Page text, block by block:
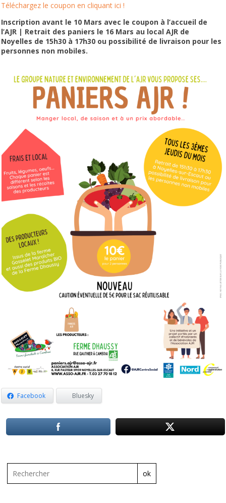
Téléchargez le coupon en cliquant ici !
Inscription avant le 10 Mars avec le coupon à l’accueil de
l’AJR | Retrait des paniers le 16 Mars au local AJR de
Noyelles de 15h30 à 17h30 ou possibilité de livraison pour les
personnes non mobiles.
Facebook Bluesky
ok